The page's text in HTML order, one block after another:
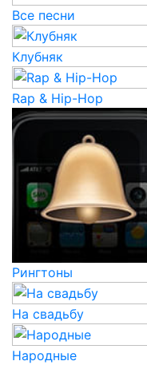
Все песни
Клубняк
Rap & Hip-Hop
Рингтоны
На свадьбу
Народные